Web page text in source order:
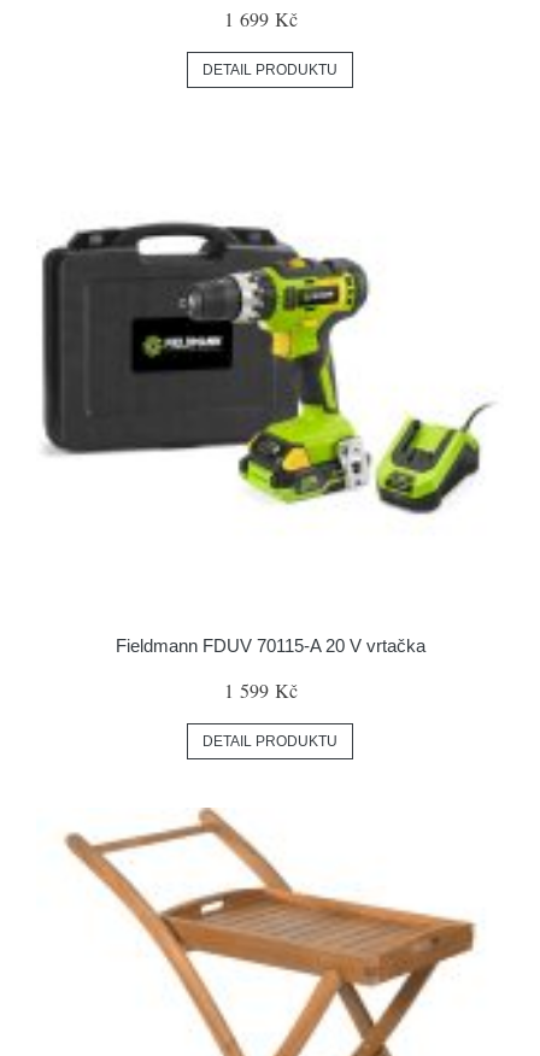
1 699 Kč
DETAIL PRODUKTU
Fieldmann FDUV 70115-A 20 V vrtačka
1 599 Kč
DETAIL PRODUKTU